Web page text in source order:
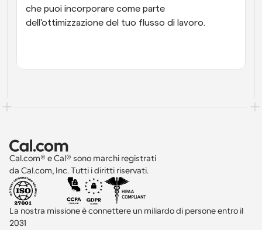
che puoi incorporare come parte
dell'ottimizzazione del tuo flusso di lavoro.
Cal.com® e Cal® sono marchi registrati
da Cal.com, Inc. Tutti i diritti riservati.
La nostra missione è connettere un miliardo di persone entro il
2031